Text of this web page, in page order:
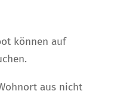
können auf
aus nicht